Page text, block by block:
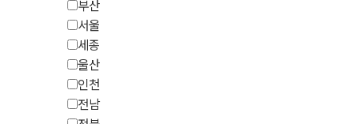
부산
서울
세종
울산
인천
전남